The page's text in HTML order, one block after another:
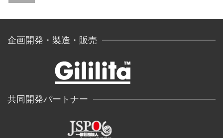
企画開発・製造・販売
共同開発パートナー